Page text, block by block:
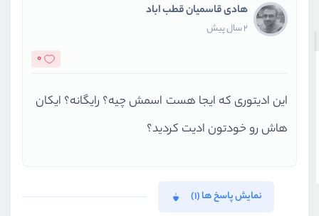
هادی قاسمیان قطب اباد
2 سال پیش
0
این ادیتوری که ایجا هست اسمش چیه؟ رایگانه؟ ایکان
هاش رو خودتون ادیت کردید؟
نمایش پاسخ ها (1)